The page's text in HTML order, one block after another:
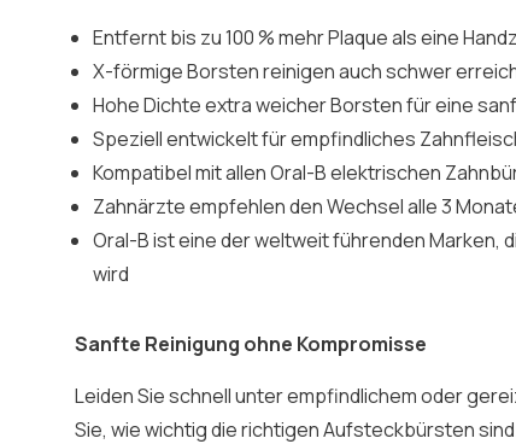
Entfernt bis zu 100 % mehr Plaque als eine
X-förmige Borsten reinigen auch schwer
Hohe Dichte extra weicher Borsten für eine
Speziell entwickelt für empfindliches
Kompatibel mit allen Oral-B elektrischen
Zahnärzte empfehlen den Wechsel alle 3
Oral-B ist eine der weltweit führenden Marken,
wird
Sanfte Reinigung ohne Kompromisse
Leiden Sie schnell unter empfindlichem oder
Sie, wie wichtig die richtigen Aufsteckbürsten